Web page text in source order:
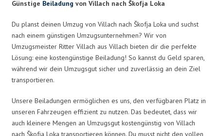
Günstige Beiladung von Villach nach Škofja Loka
Du planst deinen Umzug von Villach nach Škofja Loka und suchst
nach einem günstigen Umzugsunternehmen? Wir von
Umzugsmeister Ritter Villach aus Villach bieten dir die perfekte
Lösung: eine kostengünstige Beiladung! So kannst du Geld sparen,
während wir dein Umzugsgut sicher und zuverlässig an dein Ziel
transportieren.
Unsere Beiladungen ermöglichen es uns, den verfügbaren Platz in
unseren Fahrzeugen effizient zu nutzen. Das bedeutet, dass wir
auch kleinere Mengen an Umzugsgut kostengünstig von Villach
nach Škofja Loka transportieren können. Du musst nicht den vollen